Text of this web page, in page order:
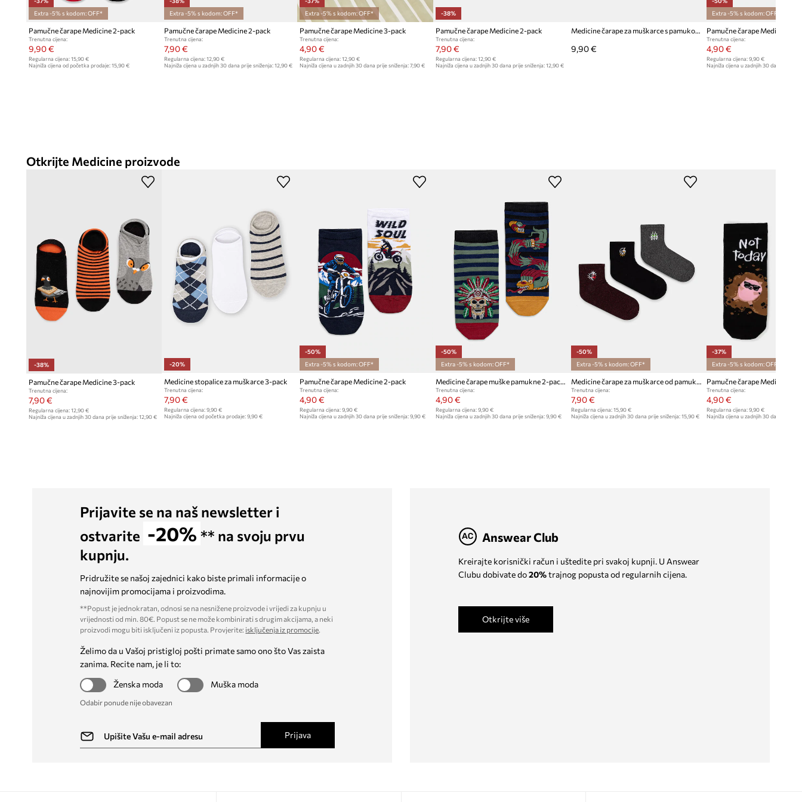
Extra -5% s kodom: OFF*
Pamučne čarape Medicine 2-pack
Trenutna cijena:
9,90 €
Regularna cijena: 15,90 €
Najniža cijena od početka prodaje: 15,90 €
Extra -5% s kodom: OFF*
Pamučne čarape Medicine 2-pack
Trenutna cijena:
7,90 €
Regularna cijena:12,90 €
Najniža cijena u zadnjih 30 dana prije sniženja:12,90 €
Extra -5% s kodom: OFF*
Pamučne čarape Medicine 3-pack
Trenutna cijena:
4,90 €
Regularna cijena: 12,90 €
Najniža cijena u zadnjih 30 dana prije sniženja: 7,90 €
-38%
Pamučne čarape Medicine 2-pack
Trenutna cijena:
7,90 €
Regularna cijena: 12,90 €
Najniža cijena u zadnjih 30 dana prije sniženja: 12,90 €
Medicine čarape za muškarce s pamukom 2-pack
9,90 €
Extra -5% s kodom: OFF*
Pamučne čarape Medicine 2-
Trenutna cijena:
4,90 €
Regularna cijena: 9,90 €
Najniža cijena u zadnjih 30 dana prije
Otkrijte Medicine proizvode
-38%
Pamučne čarape Medicine 3-pack
Trenutna cijena:
7,90 €
Regularna cijena: 12,90 €
Najniža cijena u zadnjih 30 dana prije sniženja: 12,90 €
-20%
Medicine stopalice za muškarce 3-pack
Trenutna cijena:
7,90 €
Regularna cijena:9,90 €
Najniža cijena od početka prodaje:9,90 €
-50%
Extra -5% s kodom: OFF*
Pamučne čarape Medicine 2-pack
Trenutna cijena:
4,90 €
Regularna cijena: 9,90 €
Najniža cijena u zadnjih 30 dana prije sniženja: 9,90 €
-50%
Extra -5% s kodom: OFF*
Medicine čarape muške pamukne 2-pack
Trenutna cijena:
4,90 €
Regularna cijena: 9,90 €
Najniža cijena u zadnjih 30 dana prije sniženja: 9,90 €
-50%
Extra -5% s kodom: OFF*
Trenutna cijena:
7,90 €
Regularna cijena:15,90 €
Najniža cijena u zadnjih 30 dana prije sniženja:15,90 €
-37%
Extra -5% s kodom: OFF*
Pamučne čarape Medicine 2-
Trenutna cijena:
4,90 €
Regularna cijena: 9,90 €
Najniža cijena u zadnjih 30 dana prije
Prijavite se na naš newsletter i
ostvarite -20% ** na svoju prvu
kupnju.
Pridružite se našoj zajednici kako biste primali informacije o
najnovijim promocijama i proizvodima.
**Popust je jednokratan, odnosi se na nesnižene proizvode i vrijedi za kupnju u
vrijednosti od min. 80€. Popust se ne može kombinirati s drugim akcijama, a neki
proizvodi mogu biti isključeni iz popusta. Provjerite: isključenja iz promocije
Želimo da u Vašoj pristigloj pošti primate samo ono što Vas zaista
zanima. Recite nam, je li to:
Ženska moda
Muška moda
Odabir ponude nije obavezan
Prijava
Answear Club
Kreirajte korisnički račun i uštedite pri svakoj kupnji. U Answear
Clubu dobivate do20%trajnog popusta od regularnih cijena.
Otkrijte više